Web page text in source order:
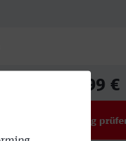
38,99 €
Verbindung